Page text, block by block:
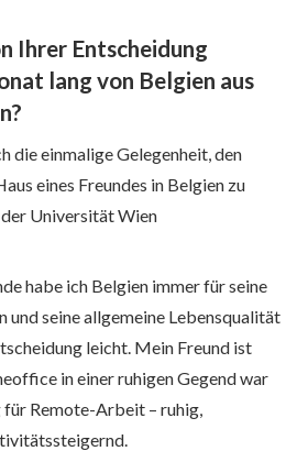
Ihrer Entscheidung
lang von Belgien aus
die einmalige Gelegenheit, den
eines Freundes in Belgien zu
Universität Wien
habe ich Belgien immer für seine
und seine allgemeine Lebensqualität
leicht. Mein Freund ist
in einer ruhigen Gegend war
Remote-Arbeit – ruhig,